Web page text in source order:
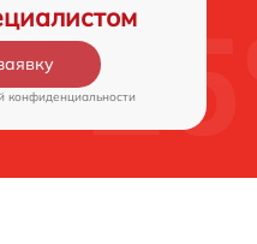
конфиденциальности